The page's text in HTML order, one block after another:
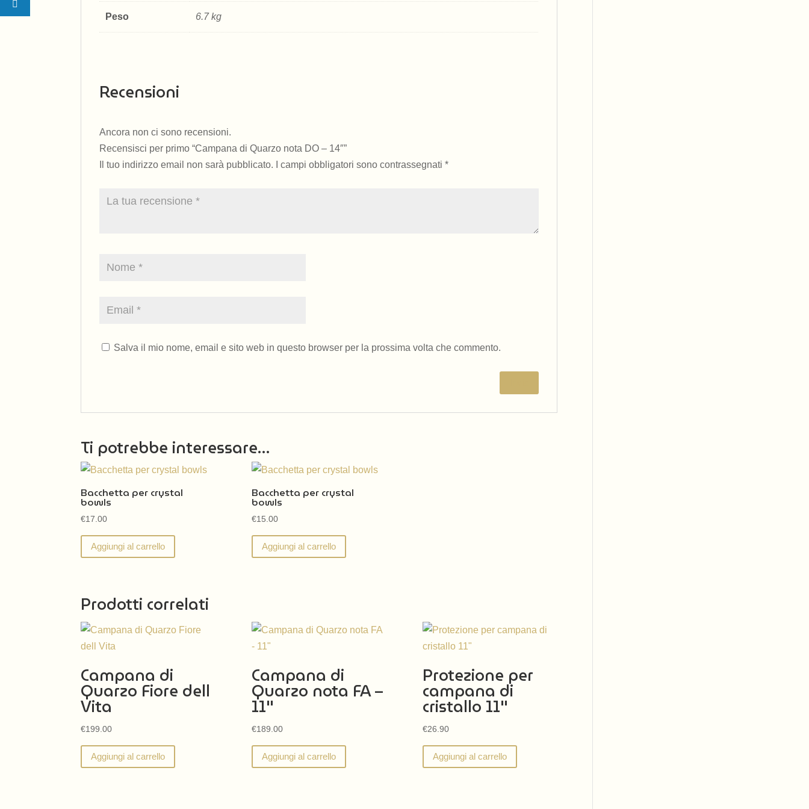
Peso 6.7 kg
Recensioni
Ancora non ci sono recensioni.
Recensisci per primo “Campana di Quarzo nota DO – 14″”
Il tuo indirizzo email non sarà pubblicato.
I campi obbligatori sono contrassegnati*
Salva il mio nome, email e sito web in questo browser per la prossima volta che commento.
Ti potrebbe interessare…
Bacchetta per crystal
bowls
€17.00
Aggiungi al carrello
Bacchetta per crystal
bowls
€15.00
Aggiungi al carrello
Prodotti correlati
Campana di
Quarzo Fiore dell
Vita
€199.00
Aggiungi al carrello
Campana di
Quarzo nota FA –
11″
€189.00
Aggiungi al carrello
Protezione per
campana di
cristallo 11″
€26.90
Aggiungi al carrello